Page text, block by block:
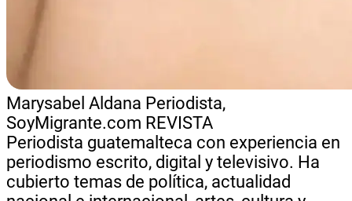
Marysabel Aldana Periodista,
SoyMigrante.com REVISTA
Periodista guatemalteca con experiencia en
periodismo escrito, digital y televisivo. Ha
cubierto temas de política, actualidad